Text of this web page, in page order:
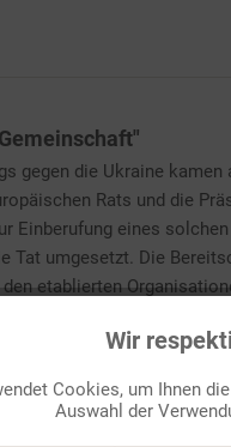
gegen die Ukraine
Rats und die
Einberufung eines
Tat umgesetzt. Die
etablierten
und
von gemeinsamem
ihrer Zugehörigkeit
Warteliste stehen,
Wir
Cookies, um Ihnen
Auswahl der